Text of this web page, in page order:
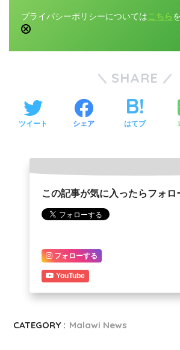
プライバシーポリシーについては こちら
SHARE
ツイート シェア はてブ
この記事が気に入ったらフォロ
フォローする
YouTube
CATEGORY : Malawi News